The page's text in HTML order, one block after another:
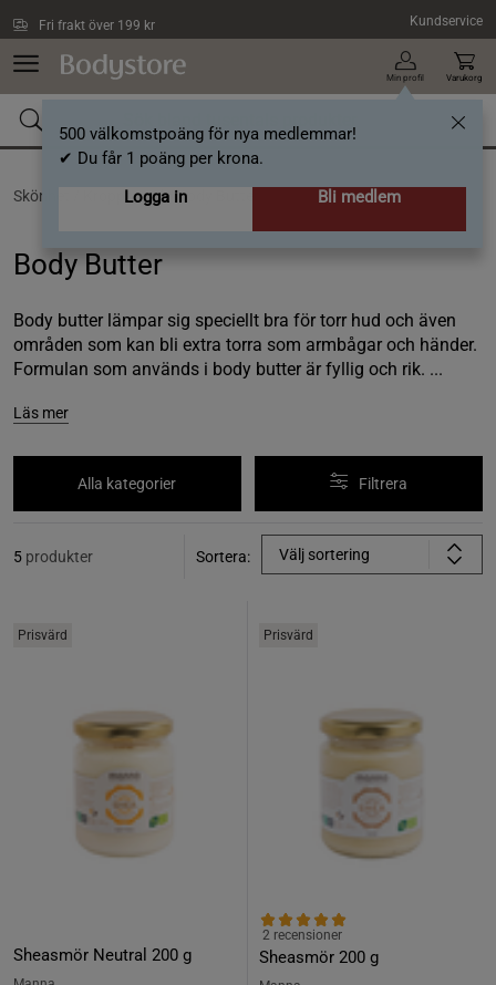
Fri frakt över 199 kr Kundservice
Min profil
500 välkomstpoäng för nya medlemmar!
✔ Du får 1 poäng per krona.
Logga in
Bli medlem
Varukorg
Skönhet / Kroppsvård /Body Butter
Body Butter
Body butter lämpar sig speciellt bra för torr hud och även
områden som kan bli extra torra som armbågar och händer.
Formulan som används i body butter är fyllig och rik. ...
Läs mer
Alla kategorier Filtrera
5 produkter Sortera: Välj sortering
Prisvärd
Sheasmör Neutral 200 g
Prisvärd
Sheasmör 200 g
2 recensioner